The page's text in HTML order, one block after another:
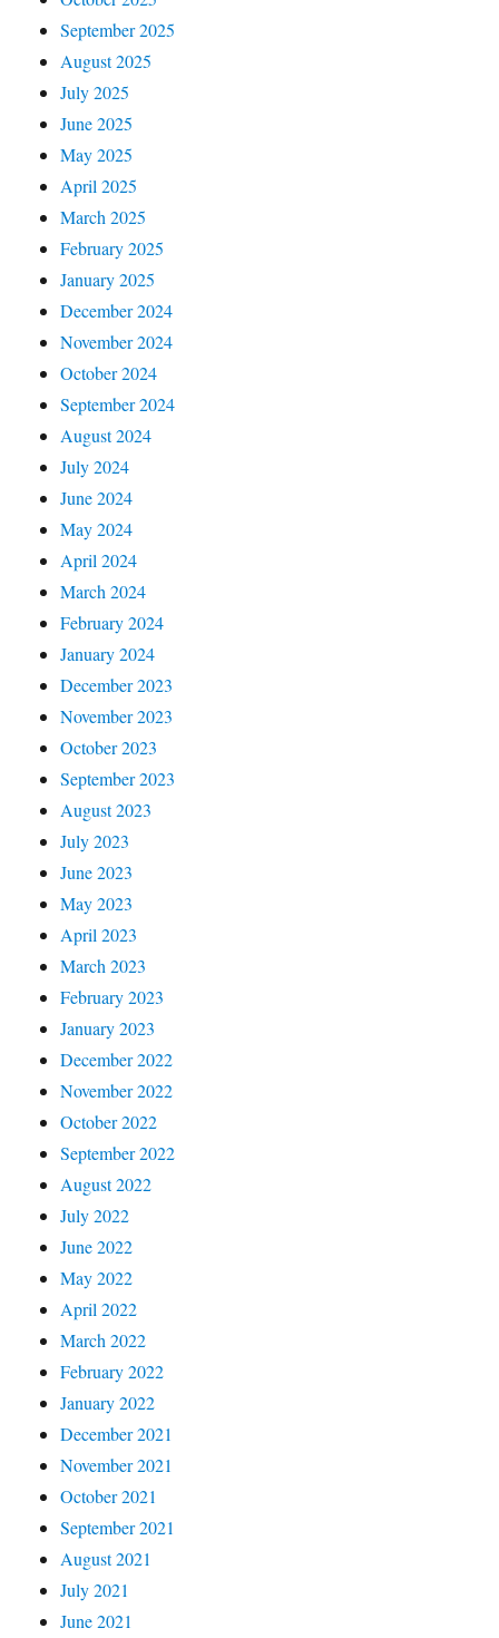
September 2025
August 2025
July 2025
June 2025
May 2025
April 2025
March 2025
February 2025
January 2025
December 2024
November 2024
October 2024
September 2024
August 2024
July 2024
June 2024
May 2024
April 2024
March 2024
February 2024
January 2024
December 2023
November 2023
October 2023
September 2023
August 2023
July 2023
June 2023
May 2023
April 2023
March 2023
February 2023
January 2023
December 2022
November 2022
October 2022
September 2022
August 2022
July 2022
June 2022
May 2022
April 2022
March 2022
February 2022
January 2022
December 2021
November 2021
October 2021
September 2021
August 2021
July 2021
June 2021